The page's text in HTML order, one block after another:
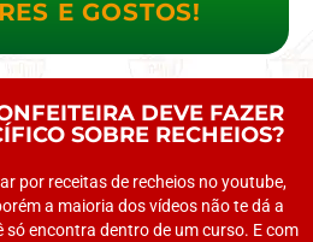
E GOSTOS!
DEVE FAZER
SOBRE RECHEIOS?
por receitas de recheios no youtube,
a maioria dos vídeos não te dá a
só encontra dentro de um curso. E com